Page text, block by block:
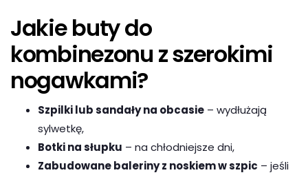
Jakie buty do
kombinezonu z szerokimi
nogawkami?
Szpilki lub sandały na obcasie – wydłużają
sylwetkę,
Botki na słupku – na chłodniejsze dni,
Zabudowane baleriny z noskiem w szpic – jeśli